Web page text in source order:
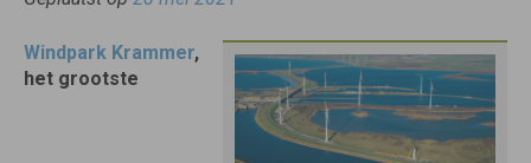
Windpark Krammer,
het grootste